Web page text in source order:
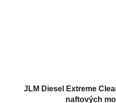
JLM Diesel Extreme
naftových